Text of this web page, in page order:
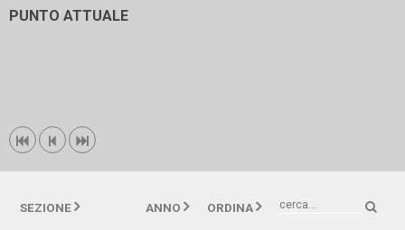
PUNTO ATTUALE
  

ORDINA
ANNO
SEZIONE